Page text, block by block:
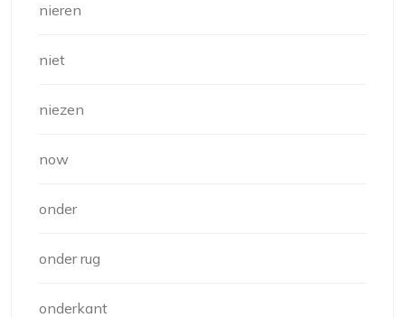
nieren
niet
niezen
now
onder
onder rug
onderkant